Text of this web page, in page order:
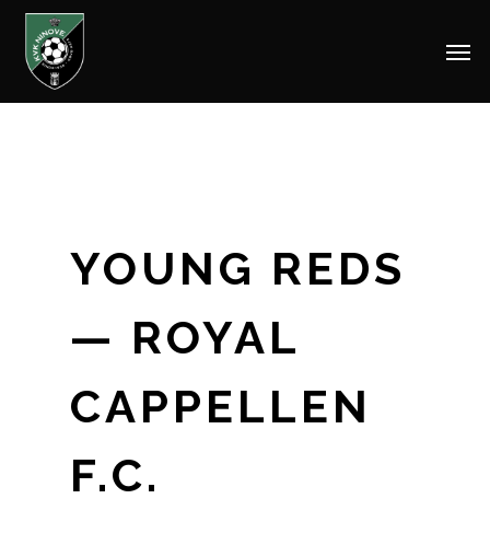
Skip
YOUNG REDS
— ROYAL
CAPPELLEN
F.C.